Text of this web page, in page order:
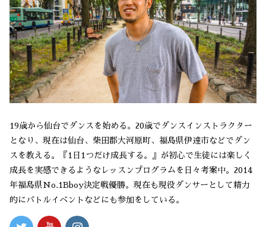
19歳から仙台でダンスを始める。20歳でダンスインストラクター
となり、現在は仙台、柴田郡大河原町、福島県伊達市などでダン
スを教える。『1日1つだけ成長する。』が初心で生徒には楽しく
成長を実感できるようなレッスンプログラムを日々考案中。2014
年福島県No.1Bboy決定戦優勝。現在も現役ダンサーとして精力
的にバトルイベントなどにも参加をしている。